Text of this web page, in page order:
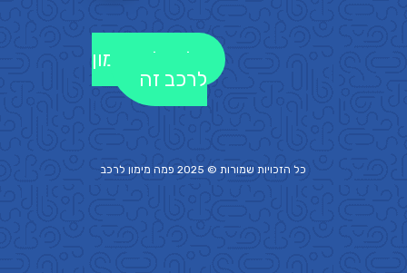
לקבלת מימון
לרכב זה
כל הזכויות שמורות © 2025 פמה מימון לרכב